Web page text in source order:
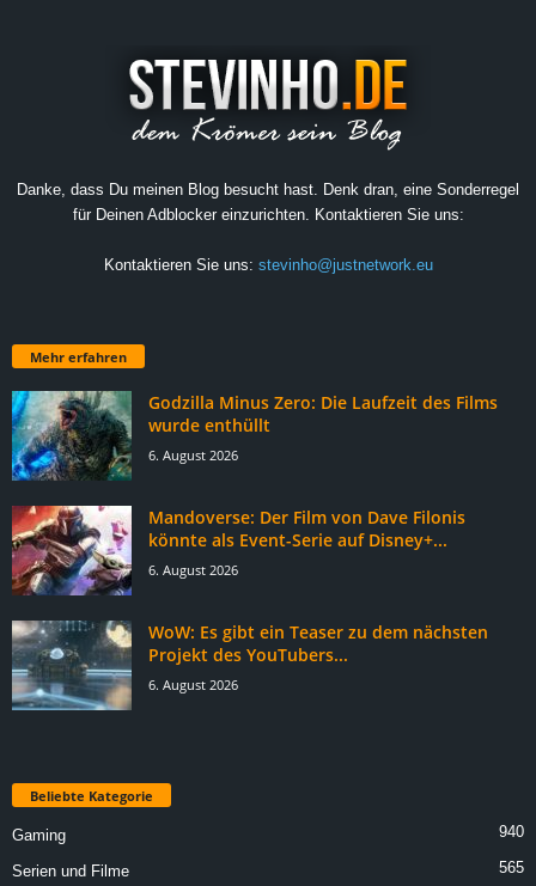
Danke, dass Du meinen Blog besucht hast. Denk dran, eine Sonderregel
für Deinen Adblocker einzurichten. Kontaktieren Sie uns:
Kontaktieren Sie uns: stevinho@justnetwork.eu
Mehr erfahren
Godzilla Minus Zero: Die Laufzeit des Films
wurde enthüllt
6. August 2026
Mandoverse: Der Film von Dave Filonis
könnte als Event-Serie auf Disney+...
6. August 2026
WoW: Es gibt ein Teaser zu dem nächsten
Projekt des YouTubers...
6. August 2026
Beliebte Kategorie
Gaming 940
Serien und Filme 565